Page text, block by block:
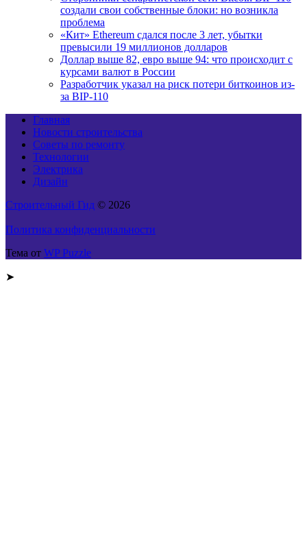
создали свои собственные блоки: но возникла
проблема
«Кит» Ethereum сдался после 3 лет, убытки
превысили 19 миллионов долларов
Доллар выше 82, евро выше 94: что происходит с
курсами валют в России
Разработчик указал на риск потери биткоинов из-
за BIP-110
Главная
Новости строительства
Советы по ремонту
Технологии
Электрика
Дизайн
Строительный Гид © 2026
Политика конфиденциальности
Тема от WP Puzzle
➤